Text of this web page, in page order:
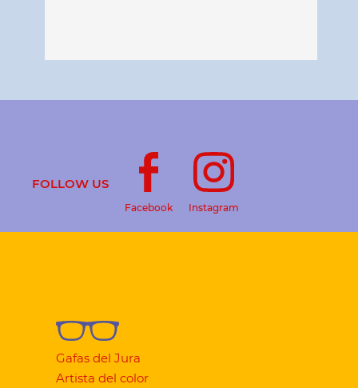
FOLLOW US
Facebook Instagram
Gafas del Jura
Artista del color